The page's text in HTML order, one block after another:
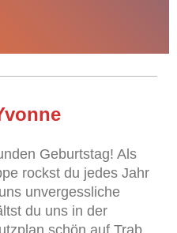
Geburtstag! Als
rockst du jedes Jahr
unvergessliche
du uns in der
schön auf Trab